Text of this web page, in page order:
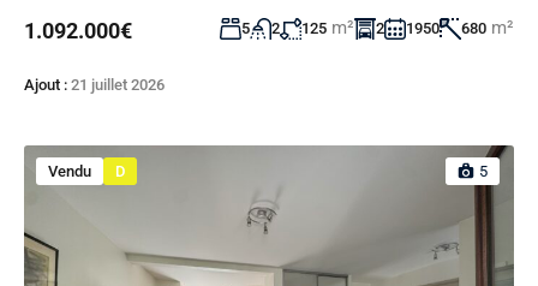
1.092.000€ 5 2 125 m² 2 1950 680 m²
Ajout : 21 juillet 2026
Vendu D 5